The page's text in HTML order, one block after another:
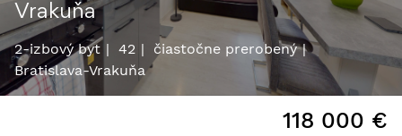
Vrakuňa
2-izbový byt 42
čiastočne prerobený
Bratislava-Vrakuňa
118 000 €